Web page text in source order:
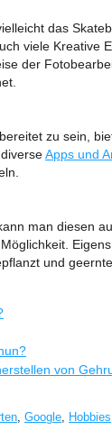
das
viele Kreative
der
zu sein,
Apps und
man diesen
und
von
, Google, Hobbies